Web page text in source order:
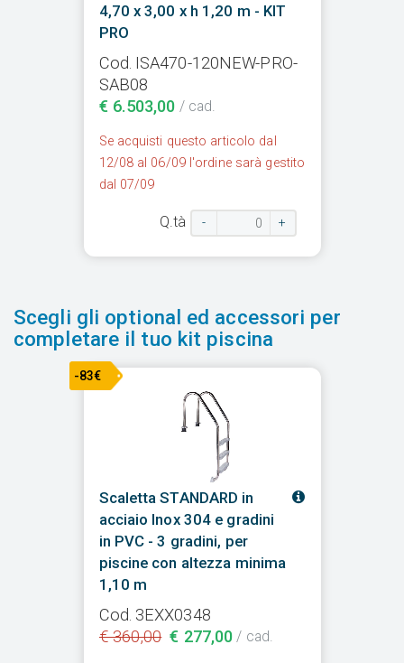
4,70 x 3,00 x h 1,20 m - KIT
PRO
Cod. ISA470-120NEW-PRO-
SAB08
€ 6.503,00 / cad.
Se acquisti questo articolo dal
12/08 al 06/09 l'ordine sarà gestito
dal 07/09
Q.tà - +
Scegli gli optional ed accessori per
completare il tuo kit piscina
-83€
Scaletta STANDARD in
acciaio Inox 304 e gradini
in PVC - 3 gradini, per
piscine con altezza minima
1,10 m
Cod. 3EXX0348
€ 360,00 € 277,00 / cad.